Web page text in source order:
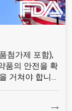
첨가제 포함),
품의 안전을 확
거쳐야 합니